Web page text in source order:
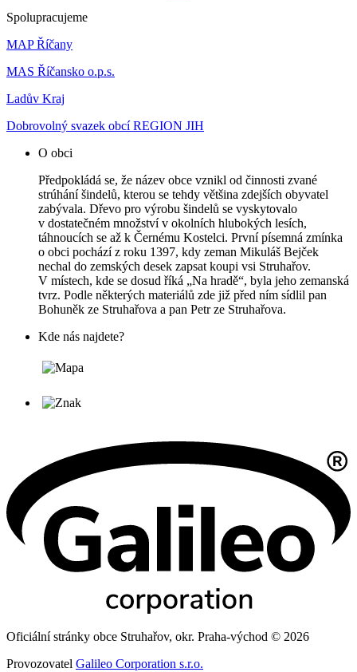
Spolupracujeme
MAP Říčany
MAS Říčansko o.p.s.
Ladův Kraj
Dobrovolný svazek obcí REGION JIH
O obci
Předpokládá se, že název obce vznikl od činnosti zvané
strúhání šindelů, kterou se tehdy většina zdejších obyvatel
zabývala. Dřevo pro výrobu šindelů se vyskytovalo
v dostatečném množství v okolních hlubokých lesích,
táhnoucích se až k Černému Kostelci. První písemná zmínka
o obci pochází z roku 1397, kdy zeman Mikuláš Bejček
nechal do zemských desek zapsat koupi vsi Struhařov.
V místech, kde se dosud říká „Na hradě“, byla jeho zemanská
tvrz. Podle některých materiálů zde již před ním sídlil pan
Bohuněk ze Struhařova a pan Petr ze Struhařova.
Kde nás najdete?
Oficiální stránky obce Struhařov, okr. Praha-východ © 2026
Provozovatel Galileo Corporation s.r.o.